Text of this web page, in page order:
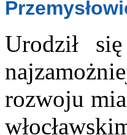
Urodził
rozwoju